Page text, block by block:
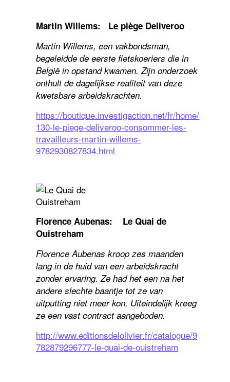
Martin Willems: Le piège Deliveroo
Martin Willems, een vakbondsman,
begeleidde de eerste fietskoeriers die in
België in opstand kwamen. Zijn onderzoek
onthult de dagelijkse realiteit van deze
kwetsbare arbeidskrachten.
https://boutique.investigaction.net/fr/home/
130-le-piege-deliveroo-consommer-les-
travailleurs-martin-willems-
9782930827834.html
Florence Aubenas: Le Quai de
Ouistreham
Florence Aubenas kroop zes maanden
lang in de huid van een arbeidskracht
zonder ervaring. Ze had het een na het
andere slechte baantje tot ze van
uitputting niet meer kon. Uiteindelijk kreeg
ze een vast contract aangeboden.
http://www.editionsdelolivier.fr/catalogue/9
782879296777-le-quai-de-ouistreham